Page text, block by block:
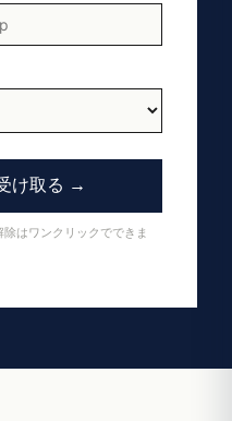
け取る →
はワンクリックでできま